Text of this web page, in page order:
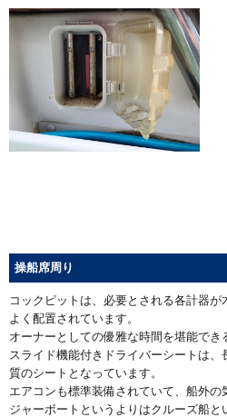
操船席周り
コックピットは、必要とされる各計器
よく配置されています。
オーナーとしての優雅な時間を堪能でき
スライド機能付きドライバーシートは、
質のシートとなっています。
エアコンも標準装備されていて、船外
ジャーボートというよりはクルーズ船と